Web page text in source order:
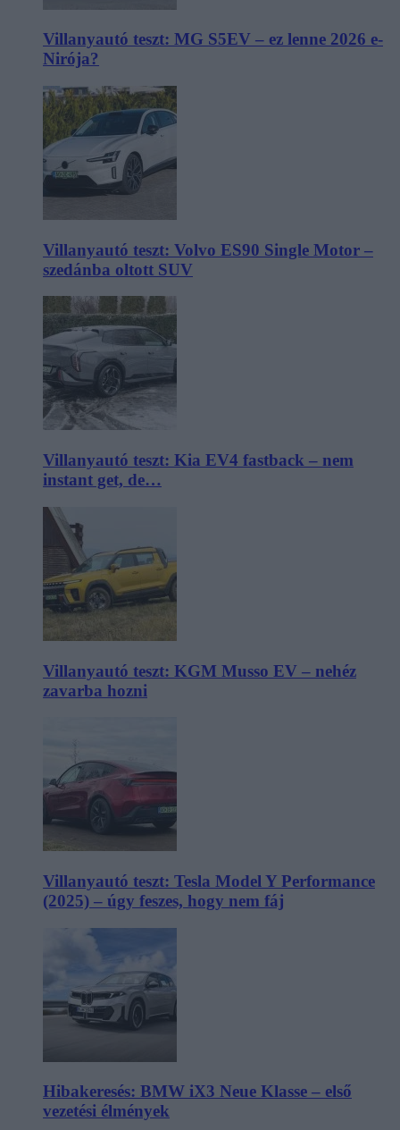
Villanyautó teszt: MG S5EV – ez lenne 2026 e-
Nirója?
Villanyautó teszt: Volvo ES90 Single Motor –
szedánba oltott SUV
Villanyautó teszt: Kia EV4 fastback – nem
instant get, de…
Villanyautó teszt: KGM Musso EV – nehéz
zavarba hozni
Villanyautó teszt: Tesla Model Y Performance
(2025) – úgy feszes, hogy nem fáj
Hibakeresés: BMW iX3 Neue Klasse – első
vezetési élmények